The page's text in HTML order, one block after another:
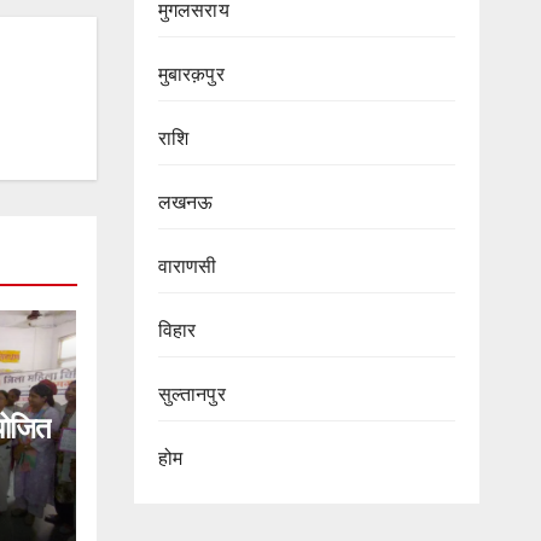
मुगलसराय
मुबारक़पुर
राशि
लखनऊ
वाराणसी
विहार
सुल्तानपुर
होम